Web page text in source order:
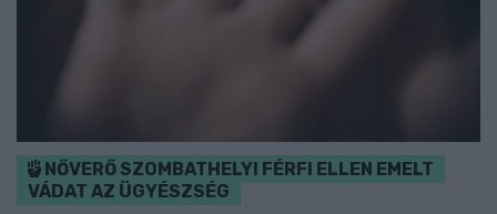
NŐVERŐ SZOMBATHELYI FÉRFI ELLEN EMELT
VÁDAT AZ ÜGYÉSZSÉG